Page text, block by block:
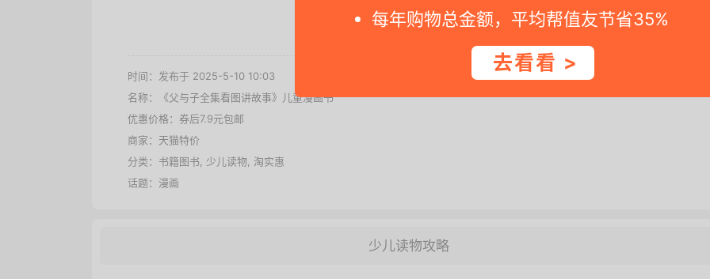
每年购物总金额，平均帮值友节省35%
去看看 >
值！ +0 不值 -0
时间：发布于 2025-5-10 10:03
名称：
《父与子全集看图讲故事》儿童漫画书
优惠价格： 券后7.9元包邮
商家： 天猫特价
分类： 书籍图书 少儿读物 淘实惠
话题： 漫画
少儿读物攻略